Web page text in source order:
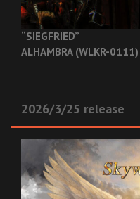
“SIEGFRIED”
ALHAMBRA (WLKR-0111)
2026/3/25 release